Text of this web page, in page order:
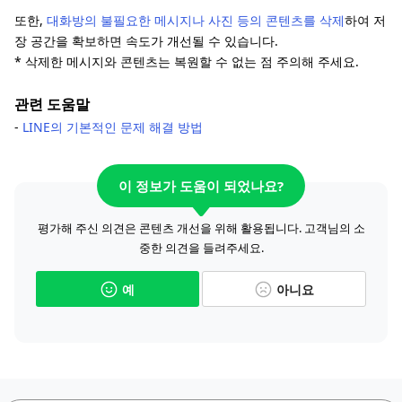
또한, 대화방의 불필요한 메시지나 사진 등의 콘텐츠를 삭제하여 저
장 공간을 확보하면 속도가 개선될 수 있습니다.
* 삭제한 메시지와 콘텐츠는 복원할 수 없는 점 주의해 주세요.
관련 도움말
- LINE의 기본적인 문제 해결 방법
이 정보가 도움이 되었나요?
평가해 주신 의견은 콘텐츠 개선을 위해 활용됩니다. 고객님의 소
중한 의견을 들려주세요.
예 아니요